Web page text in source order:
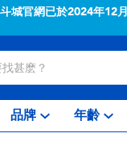
城官網已於2024年12
品牌 年齡